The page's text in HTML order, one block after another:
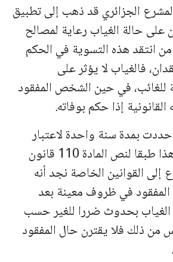
الجزائري قد ذهب إلى تطبيق
على حالة الغياب رعاية لمصالح
من انتقد هذه التسوية في الحكم
فالغياب لا يؤثر على
للغائب، في حين الشخص المفقود
إذا حكم بوفاته.
بمدة سنة واحدة لاعتبار
الشخص مفقودا وهذا طبقا لنص المادة 110 قانون
إلى القوانين الخاصة نجد أنه
في ظروف معينة بعد
الغياب بحدوث ضررا للغير حسب
والعكس من ذلك فلا يقترن حال المفقود